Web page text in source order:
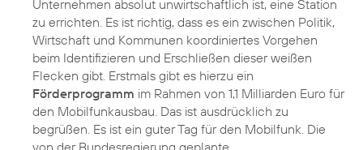
Unternehmen absolut unwirtschaftlich ist, eine Station
zu errichten. Es ist richtig, dass es ein zwischen Politik,
Wirtschaft und Kommunen koordiniertes Vorgehen
beim Identifizieren und Erschließen dieser weißen
Flecken gibt. Erstmals gibt es hierzu ein
Förderprogramm im Rahmen von 1,1 Milliarden Euro für
den Mobilfunkausbau. Das ist ausdrücklich zu
begrüßen. Es ist ein guter Tag für den Mobilfunk. Die